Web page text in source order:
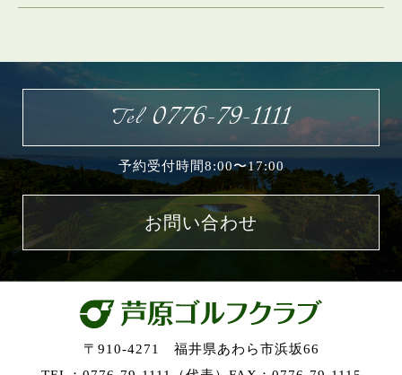
Tel 0776-79-1111
予約受付時間8:00〜17:00
お問い合わせ
〒910-4271 福井県あわら市浜坂66